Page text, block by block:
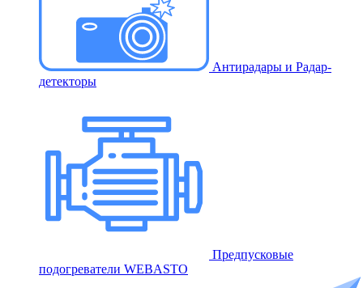
Антирадары и Радар-
детекторы
Предпусковые
подогреватели WEBASTO